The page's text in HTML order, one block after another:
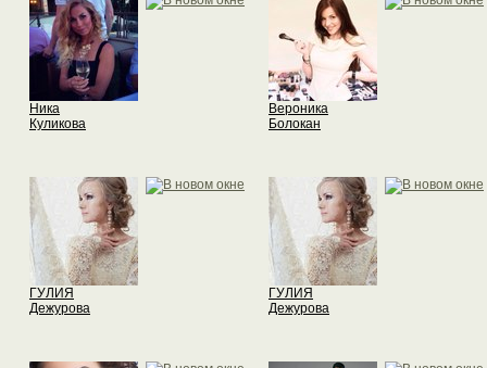
Ника
Куликова
Вероника
Болокан
ГУЛИЯ
Дежурова
ГУЛИЯ
Дежурова